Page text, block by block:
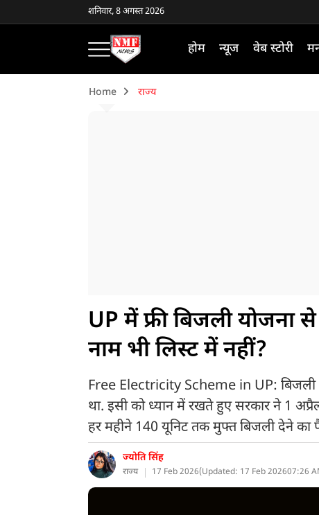
शनिवार, 8 अगस्त 2026
होम न्यूज वेब स्टोरी
Home राज्य
UP में फ्री बिजली
नाम भी लिस्ट में नहीं?
Free Electricity Scheme in UP: बिजली
था. इसी को ध्यान में रखते हुए सरकार ने 1
हर महीने 140 यूनिट तक मुफ्त बिजली देने का
ज्योति सिंह
राज्य 17 Feb 2026(Updated: 17 Feb 202607:26